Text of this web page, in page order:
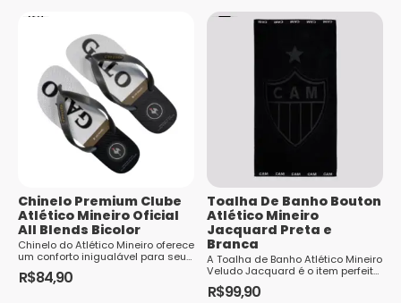
produto
variantes.
opções
podem
na
página
do
produto
várias
escolhidas
na
página
do
produto
Chinelo Premium Clube
Atlético Mineiro Oficial
All Blends Bicolor
Chinelo do Atlético Mineiro oferece
um conforto inigualável para seus
pés. Próprio para usar casual ou
no dia a dia este chinelo chega
R$84,90
Toalha De Banho Bouton
Atlético Mineiro
Jacquard Preta e
Branca
A Toalha de Banho Atlético Mineiro
Veludo Jacquard é o item perfeito
para os torcedores fanáticos pelo
Galo que desejam demo...
R$99,90